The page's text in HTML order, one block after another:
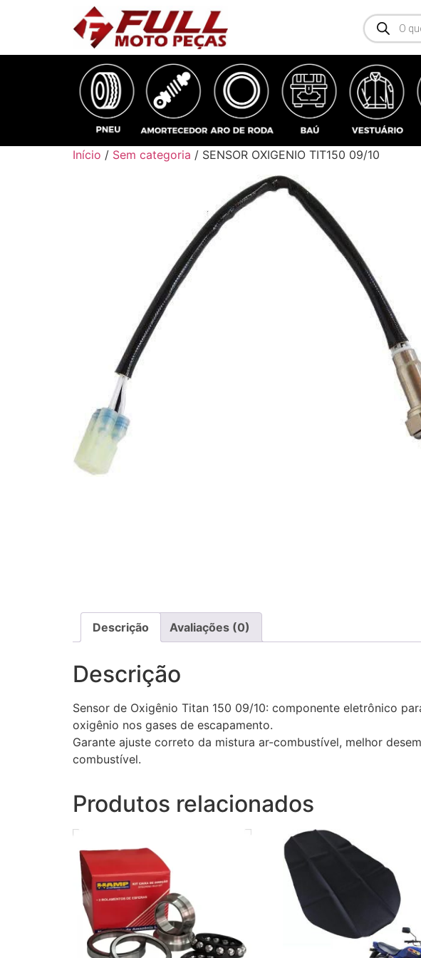
Início / Sem categoria / SENSOR OXIGENIO TIT150 09/10
Descrição Avaliações (0)
Descrição
Sensor de Oxigênio Titan 150 09/10: componente eletrônico
oxigênio nos gases de escapamento.
Garante ajuste correto da mistura ar-combustível, melhor
combustível.
Produtos relacionados